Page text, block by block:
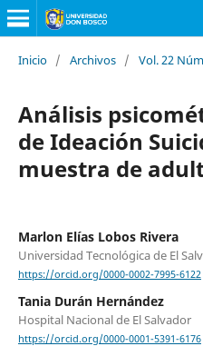
Inicio / Archivos / Vol. 22
Análisis
de Ideación
muestra de
Marlon Elías Lobos Rivera
Universidad Tecnológica de El
https://orcid.org/0000-0002-7995-6122
Tania Durán Hernández
Hospital Nacional de El Salvador
https://orcid.org/0000-0001-5391-6176